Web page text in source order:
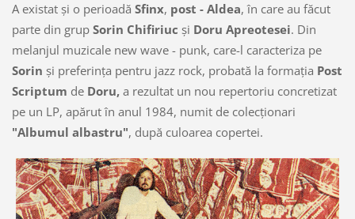
A existat şi o perioadă Sfinx, post - Aldea, în care au făcut
parte din grup Sorin Chifiriuc şi Doru Apreotesei. Din
melanjul muzicale new wave - punk, care-l caracteriza pe
Sorin şi preferinţa pentru jazz rock, probată la formaţia Post
Scriptum de Doru,a rezultat un nou repertoriu concretizat
pe un LP, apărut în anul 1984, numit de colecţionari
"Albumul albastru", după culoarea copertei.